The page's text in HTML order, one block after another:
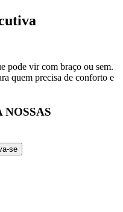
pode vir com braço ou sem.
quem precisa de conforto e
NOSSAS
se